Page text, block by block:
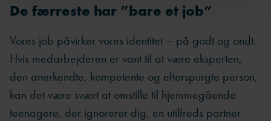
De færreste har ”bare et job”
Vores job påvirker vores identitet – på godt og ondt.
Hvis medarbejderen er vant til at være eksperten,
den anerkendte, kompetente og efterspurgte person,
kan det være svært at omstille til hjemmegående
teenagere, der ignorerer dig, en utilfreds partner